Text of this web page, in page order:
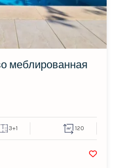
меблированная
3+1 120